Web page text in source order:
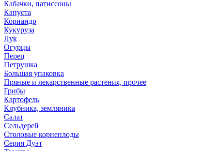
Кабачки, патиссоны
Капуста
Кориандр
Кукуруза
Лук
Огурцы
Перец
Петрушка
Большая упаковка
Пряные и лекарственные растения, прочее
Грибы
Картофель
Клубника, земляника
Салат
Сельдерей
Столовые корнеплоды
Серия Дуэт